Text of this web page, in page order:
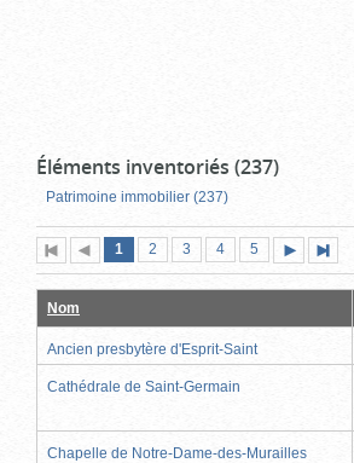
Éléments inventoriés (237)
Patrimoine immobilier (237)
Première
page
Page
précédente
Page
1 (page
actuelle)
Page
2 Page
3 Page
4 Page
5
suivante
page
Nom
Ancien presbytère d'Esprit-Saint
Cathédrale de Saint-Germain
Chapelle de Notre-Dame-des-Murailles